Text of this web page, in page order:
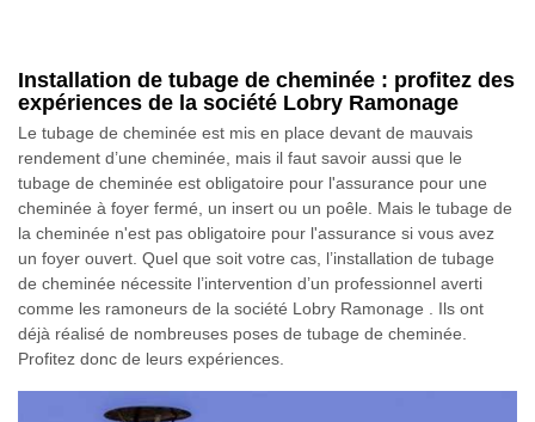
Installation de tubage de cheminée : profitez des
expériences de la société Lobry Ramonage
Le tubage de cheminée est mis en place devant de mauvais
rendement d’une cheminée, mais il faut savoir aussi que le
tubage de cheminée est obligatoire pour l'assurance pour une
cheminée à foyer fermé, un insert ou un poêle. Mais le tubage de
la cheminée n'est pas obligatoire pour l'assurance si vous avez
un foyer ouvert. Quel que soit votre cas, l’installation de tubage
de cheminée nécessite l’intervention d’un professionnel averti
comme les ramoneurs de la société Lobry Ramonage . Ils ont
déjà réalisé de nombreuses poses de tubage de cheminée.
Profitez donc de leurs expériences.